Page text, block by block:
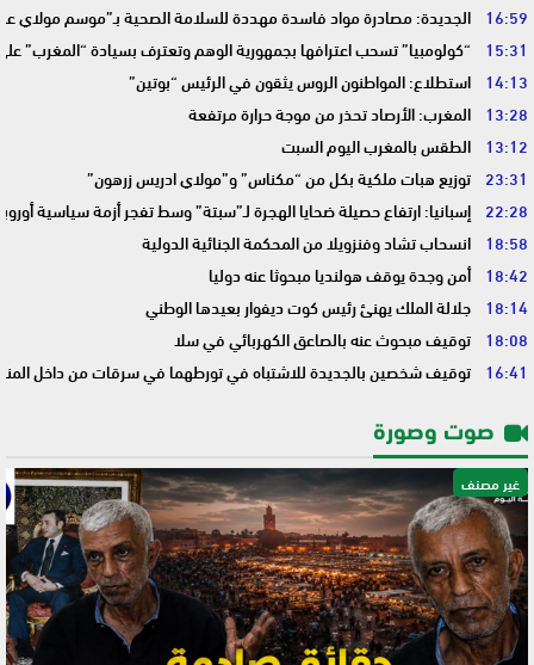
16:59 الجديدة: مصادرة مواد فاسدة مهددة للسلامة الصحية بـ”موسم مولاي
15:31 “كولومبيا” تسحب اعترافها بجمهورية الوهم وتعترف بسيادة “المغرب”
14:13 استطلاع: المواطنون الروس يثقون في الرئيس “بوتين”
13:28 المغرب: الأرصاد تحذر من موجة حرارة مرتفعة
13:12 الطقس بالمغرب اليوم السبت
23:31 توزيع هبات ملكية بكل من “مكناس” و”مولاي ادريس زرهون”
22:28 إسبانيا: ارتفاع حصيلة ضحايا الهجرة لـ”سبتة” وسط تفجر أزمة سياسية
18:58 انسحاب تشاد وفنزويلا من المحكمة الجنائية الدولية
18:42 أمن وجدة يوقف هولنديا مبحوثا عنه دوليا
18:14 جلالة الملك يهنئ رئيس كوت ديفوار بعيدها الوطني
18:08 توقيف مبحوث عنه بالصاعق الكهربائي في سلا
16:41 توقيف شخصين بالجديدة للاشتباه في تورطهما في سرقات من داخل
صوت وصورة
غير مصنف